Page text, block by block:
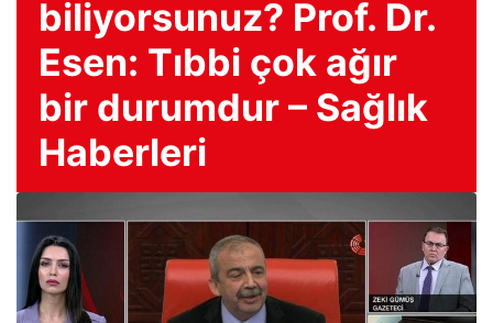
biliyorsunuz? Prof. Dr.
Esen: Tıbbi çok ağır
bir durumdur – Sağlık
Haberleri